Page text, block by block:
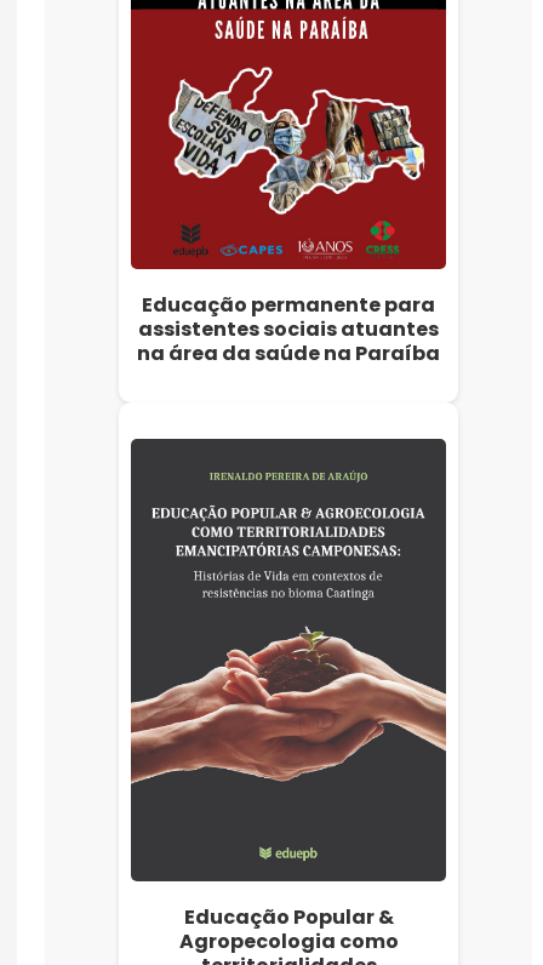
Educação permanente para
assistentes sociais atuantes
na área da saúde na Paraíba
Educação Popular &
Agropecologia como